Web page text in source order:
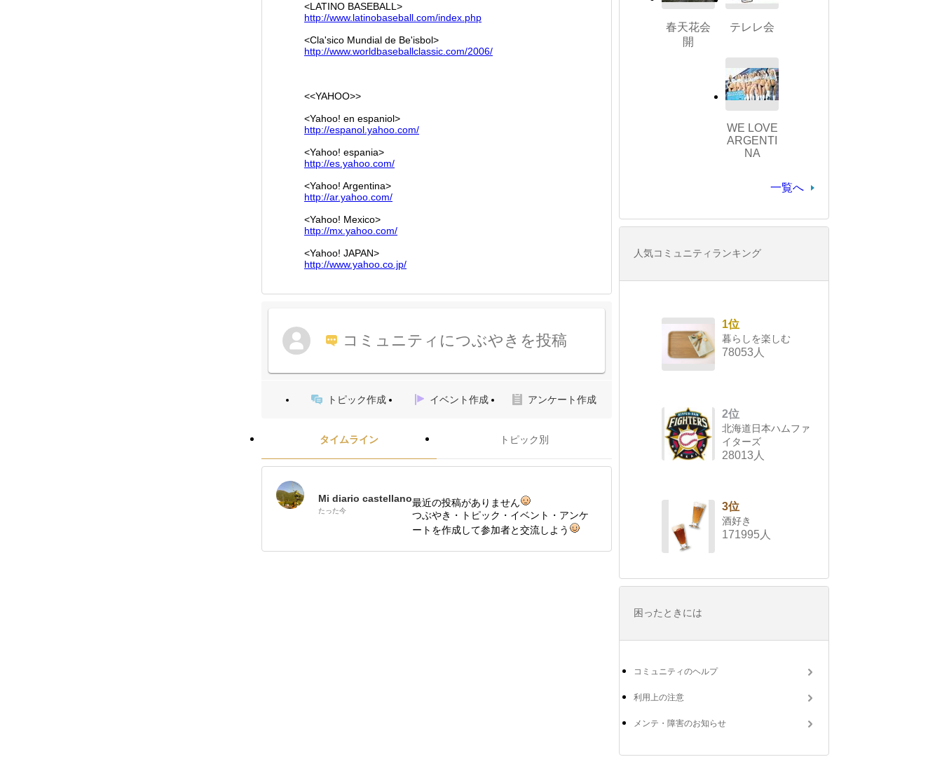
<LATINO BASEBALL>
http://www.latinobaseball.com/index .php
<Cla'sico Mundial de Be'isbol>
http://www.worldbaseballclassic.com/2006/
<<YAHOO>>
<Yahoo! en espaniol>
http://espanol .yahoo. com/
<Yahoo! espania>
http://es.yahoo.com/
<Yahoo! Argentina>
http://ar.yahoo.com/
<Yahoo! Mexico>
http://mx.yahoo.com/
<Yahoo! JAPAN>
http://www.yahoo.co.jp/
コミュニティにつぶやきを投稿
トピック作成 イベント作成 アンケート作成
タイムライン トピック別
Mi diario castellano
たった今
最近の投稿がありません
つぶやき・トピック・イベント・アンケ
ートを作成して参加者と交流しよう
春天花会
開
テレレ会
WE LOVE
ARGENTI
NA
一覧へ
人気コミュニティランキング
1位
暮らしを楽しむ
78053人
2位
北海道日本ハムファ
イターズ
28013人
3位
酒好き
171995人
困ったときには
コミュニティのヘルプ
利用上の注意
メンテ・障害のお知らせ